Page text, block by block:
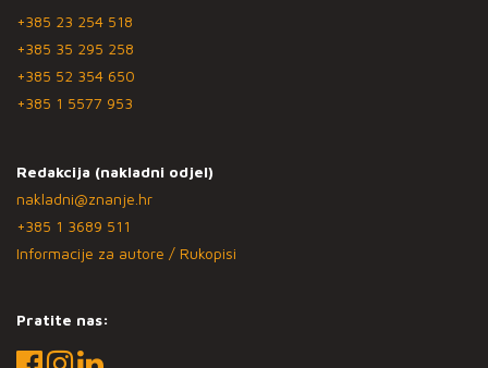
+385 23 254 518
+385 35 295 258
+385 52 354 650
+385 1 5577 953
Redakcija (nakladni odjel)
nakladni@znanje.hr
+385 1 3689 511
Informacije za autore / Rukopisi
Pratite nas: